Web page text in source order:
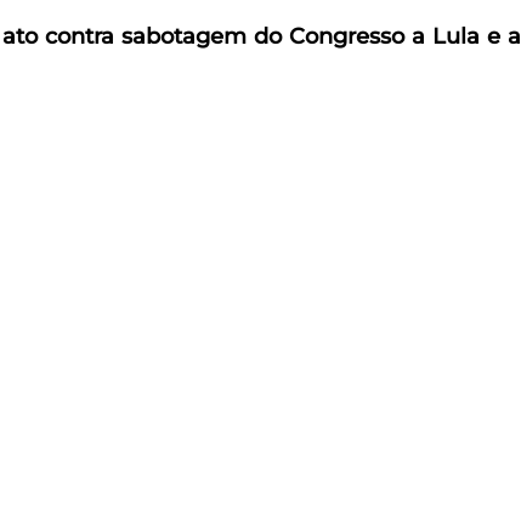
contra sabotagem do Congresso a Lula e